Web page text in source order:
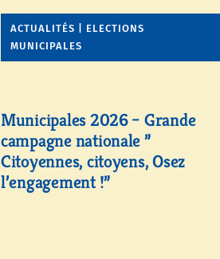
ACTUALITÉS | ELECTIONS
MUNICIPALES
Municipales 2026 – Grande
campagne nationale ”
Citoyennes, citoyens, Osez
l’engagement !”